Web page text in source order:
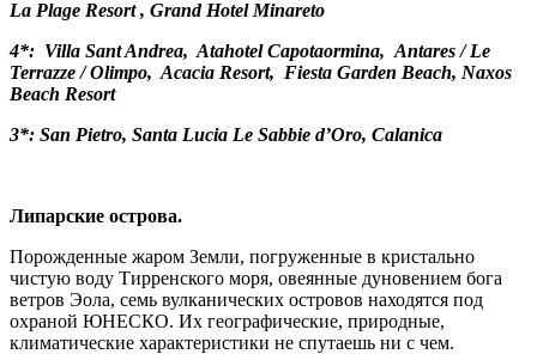
La Plage Resort , Grand Hotel Minareto
4*: Villa Sant Andrea, Atahotel Capotaormina, Antares / Le
Terrazze / Olimpo, Acacia Resort, Fiesta Garden Beach, Naxos
Beach Resort
3*: San Pietro, Santa Lucia Le Sabbie d’Oro, Calanica
Липарские острова.
Порожденные жаром Земли, погруженные в кристально
чистую воду Тирренского моря, овеянные дуновением бога
ветров Эола, семь вулканических островов находятся под
охраной ЮНЕСКО. Их географические, природные,
климатические характеристики не спутаешь ни с чем.